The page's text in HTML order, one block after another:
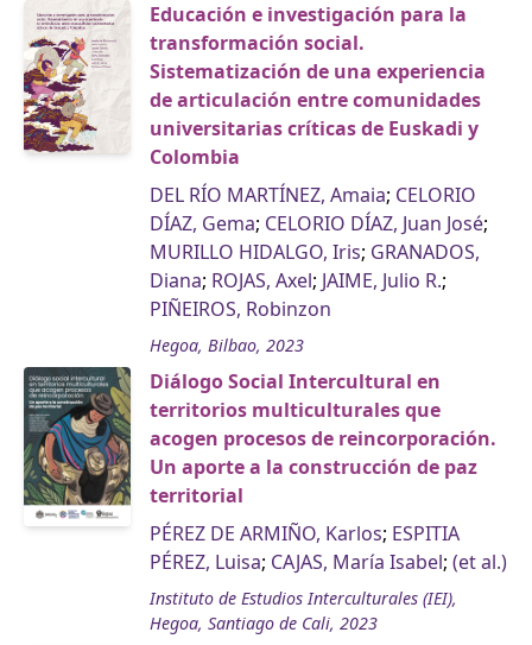
Educación e investigación para la
transformación social.
Sistematización de una experiencia
de articulación entre comunidades
universitarias críticas de Euskadi y
Colombia
DEL RÍO MARTÍNEZ, Amaia; CELORIO
DÍAZ, Gema; CELORIO DÍAZ, Juan José;
MURILLO HIDALGO, Iris; GRANADOS,
Diana; ROJAS, Axel; JAIME, Julio R.;
PIÑEIROS, Robinzon
Hegoa, Bilbao, 2023
Diálogo Social Intercultural en
territorios multiculturales que
acogen procesos de reincorporación.
Un aporte a la construcción de paz
territorial
PÉREZ DE ARMIÑO, Karlos; ESPITIA
PÉREZ, Luisa; CAJAS, María Isabel; (et al.)
Instituto de Estudios Interculturales (IEI),
Hegoa, Santiago de Cali, 2023